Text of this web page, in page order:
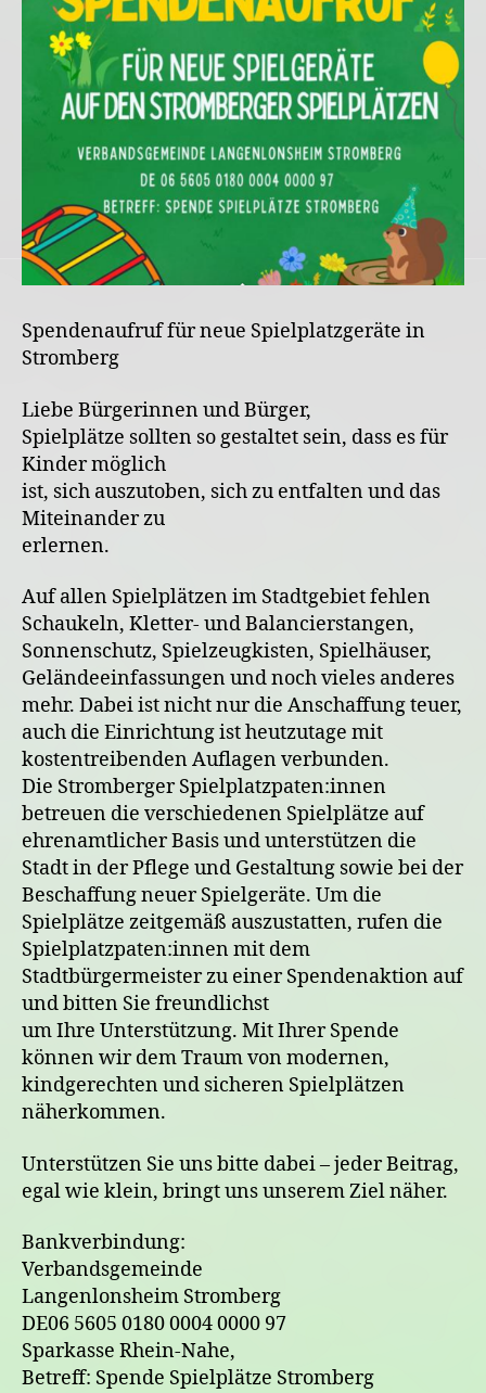
Spendenaufruf für neue Spielplatzgeräte in
Stromberg
Liebe Bürgerinnen und Bürger,
Spielplätze sollten so gestaltet sein, dass es für
Kinder möglich
ist, sich auszutoben, sich zu entfalten und das
Miteinander zu
erlernen.
Auf allen Spielplätzen im Stadtgebiet fehlen
Schaukeln, Kletter- und Balancierstangen,
Sonnenschutz, Spielzeugkisten, Spielhäuser,
Geländeeinfassungen und noch vieles anderes
mehr. Dabei ist nicht nur die Anschaffung teuer,
auch die Einrichtung ist heutzutage mit
kostentreibenden Auflagen verbunden.
Die Stromberger Spielplatzpaten:innen
betreuen die verschiedenen Spielplätze auf
ehrenamtlicher Basis und unterstützen die
Stadt in der Pflege und Gestaltung sowie bei der
Beschaffung neuer Spielgeräte. Um die
Spielplätze zeitgemäß auszustatten, rufen die
Spielplatzpaten:innen mit dem
Stadtbürgermeister zu einer Spendenaktion auf
und bitten Sie freundlichst
um Ihre Unterstützung. Mit Ihrer Spende
können wir dem Traum von modernen,
kindgerechten und sicheren Spielplätzen
näherkommen.
Unterstützen Sie uns bitte dabei – jeder Beitrag,
egal wie klein, bringt uns unserem Ziel näher.
Bankverbindung:
Verbandsgemeinde
Langenlonsheim Stromberg
DE06 5605 0180 0004 0000 97
Sparkasse Rhein-Nahe,
Betreff: Spende Spielplätze Stromberg